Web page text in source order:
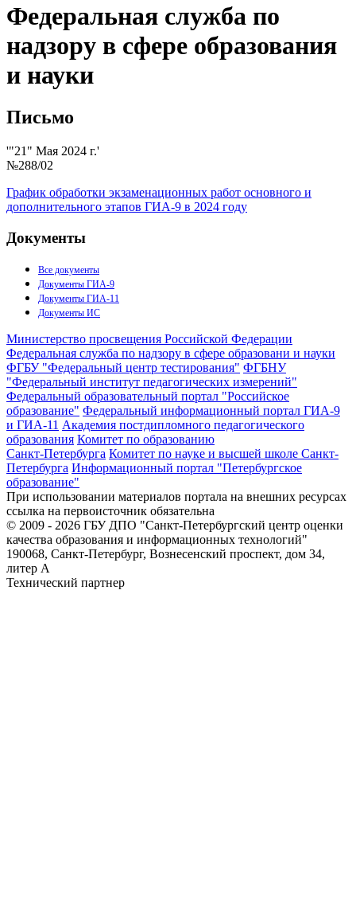
Федеральная служба по
надзору в сфере образования
и науки
Письмо
'"21" Мая 2024 г.'
№288/02
График обработки экзаменационных работ основного и
дополнительного этапов ГИА-9 в 2024 году
Документы
Все документы
Документы ГИА-9
Документы ГИА-11
Документы ИС
Министерство просвещения Российской Федерации
Федеральная служба по надзору в сфере образовани и науки
ФГБУ "Федеральный центр тестирования" ФГБНУ
"Федеральный институт педагогических измерений"
Федеральный образовательный портал "Российское
образование" Федеральный информационный портал ГИА-9
и ГИА-11 Академия постдипломного педагогического
образования Комитет по образованию
Санкт-Петербурга Комитет по науке и высшей школе Санкт-
Петербурга Информационный портал "Петербургское
образование"
При использовании материалов портала на внешних ресурсах
ссылка на первоисточник обязательна
© 2009 - 2026 ГБУ ДПО "Санкт-Петербургский центр оценки
качества образования и информационных технологий"
190068, Санкт-Петербург, Вознесенский проспект, дом 34,
литер А
Технический партнер